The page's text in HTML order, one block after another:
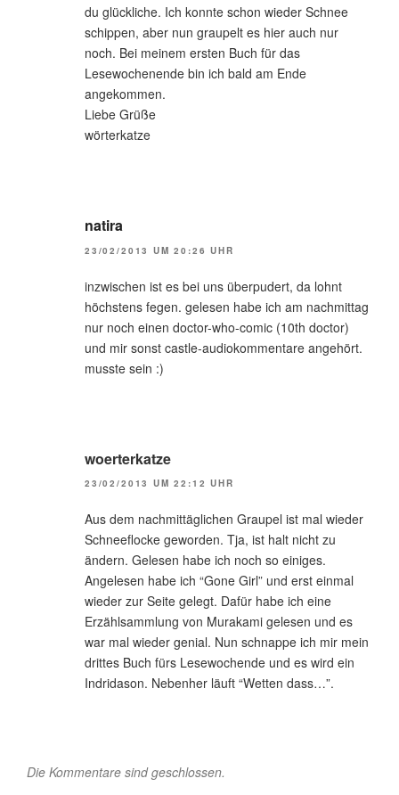
du glückliche. Ich konnte schon wieder Schnee
schippen, aber nun graupelt es hier auch nur
noch. Bei meinem ersten Buch für das
Lesewochenende bin ich bald am Ende
angekommen.
Liebe Grüße
wörterkatze
natira
23/02/2013 UM 20:26 UHR
inzwischen ist es bei uns überpudert, da lohnt
höchstens fegen. gelesen habe ich am nachmittag
nur noch einen doctor-who-comic (10th doctor)
und mir sonst castle-audiokommentare angehört.
musste sein :)
woerterkatze
23/02/2013 UM 22:12 UHR
Aus dem nachmittäglichen Graupel ist mal wieder
Schneeflocke geworden. Tja, ist halt nicht zu
ändern. Gelesen habe ich noch so einiges.
Angelesen habe ich “Gone Girl” und erst einmal
wieder zur Seite gelegt. Dafür habe ich eine
Erzählsammlung von Murakami gelesen und es
war mal wieder genial. Nun schnappe ich mir mein
drittes Buch fürs Lesewochende und es wird ein
Indridason. Nebenher läuft “Wetten dass…”.
Die Kommentare sind geschlossen.